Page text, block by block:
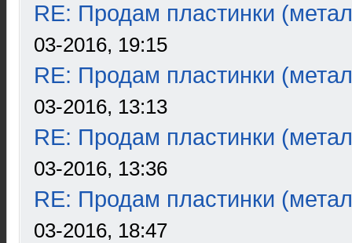
RE: Продам пластинки
03-2016, 19:15
RE: Продам пластинки
03-2016, 13:13
RE: Продам пластинки
03-2016, 13:36
RE: Продам пластинки
03-2016, 18:47